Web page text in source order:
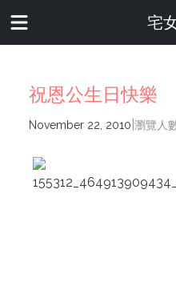
宅
祝恩公生日快樂
November 22, 2010 瀏覽人